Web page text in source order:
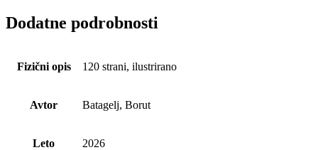
Dodatne podrobnosti
Fizični opis 120 strani, ilustrirano
Avtor Batagelj, Borut
Leto 2026